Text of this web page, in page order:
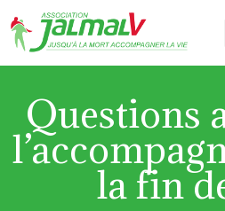
Questions
la fin